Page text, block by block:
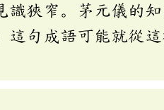
狹窄。茅元儀的
這句成語可能就從